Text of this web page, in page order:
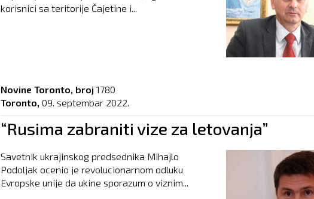
korisnici sa teritorije Čajetine i...
Novine Toronto, broj 1780
Toronto, 09. septembar 2022.
“Rusima zabraniti vize za letovanja”
Savetnik ukrajinskog predsednika Mihajlo
Podoljak ocenio je revolucionarnom odluku
Evropske unije da ukine sporazum o viznim...